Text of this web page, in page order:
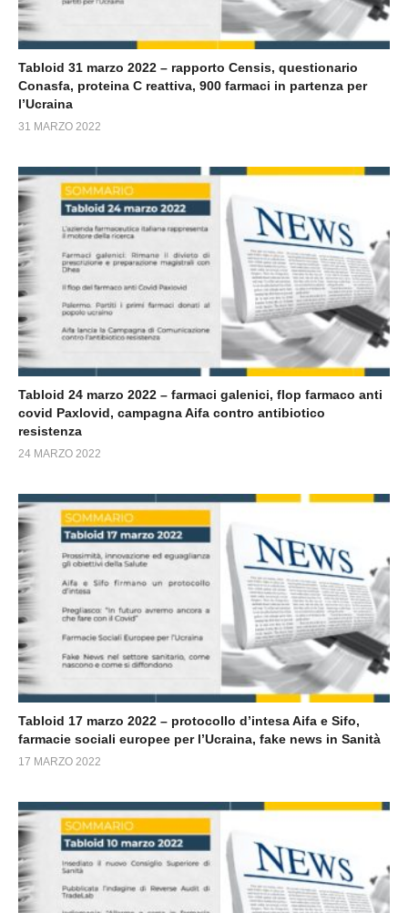
Tabloid 31 marzo 2022 – rapporto Censis, questionario
Conasfa, proteina C reattiva, 900 farmaci in partenza per
l’Ucraina
31 MARZO 2022
Tabloid 24 marzo 2022 – farmaci galenici, flop farmaco anti
covid Paxlovid, campagna Aifa contro antibiotico
resistenza
24 MARZO 2022
Tabloid 17 marzo 2022 – protocollo d’intesa Aifa e Sifo,
farmacie sociali europee per l’Ucraina, fake news in Sanità
17 MARZO 2022